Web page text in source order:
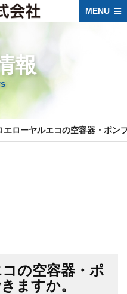
MENU
報
エローヤルエコの空容器・ポン
の空容器・ポ
ますか。